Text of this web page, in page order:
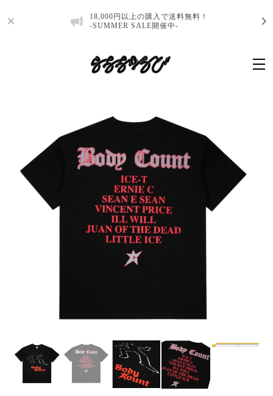
18,000円以上の購入で送料無料！
-SUMMER SALE開催中-